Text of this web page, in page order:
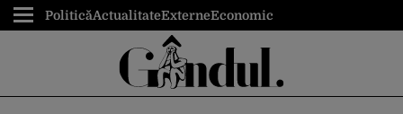
PoliticăActualitateExterneEconomic